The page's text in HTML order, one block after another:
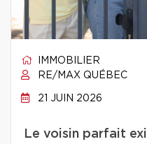
IMMOBILIER
RE/MAX QUÉBEC
21 JUIN 2026
Le voisin parfait